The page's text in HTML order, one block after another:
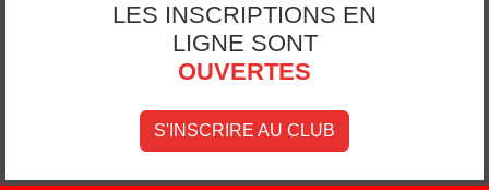
LES INSCRIPTIONS EN
LIGNE SONT
OUVERTES
S'INSCRIRE AU CLUB